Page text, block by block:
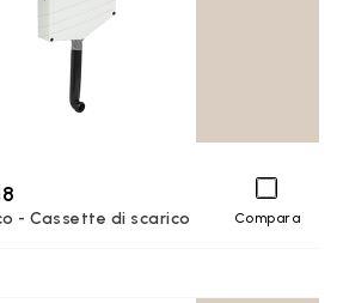
- Cassette di scarico Compara